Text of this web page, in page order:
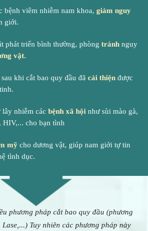
bệnh viêm nhiễm nam khoa, giảm nguy
giới.
phát triển bình thường, phòng tránhnguy
vật.
khi cắt bao quy đầu đã cải thiệnđược
lây nhiễm các bệnh xã hộinhư sùi mào gà,
HIV,... cho bạn tình
mỹcho dương vật, giúp nam giới tự tin
tình dục.
phương pháp cắt bao quy đầu (phương
Tuy nhiên các phương pháp này